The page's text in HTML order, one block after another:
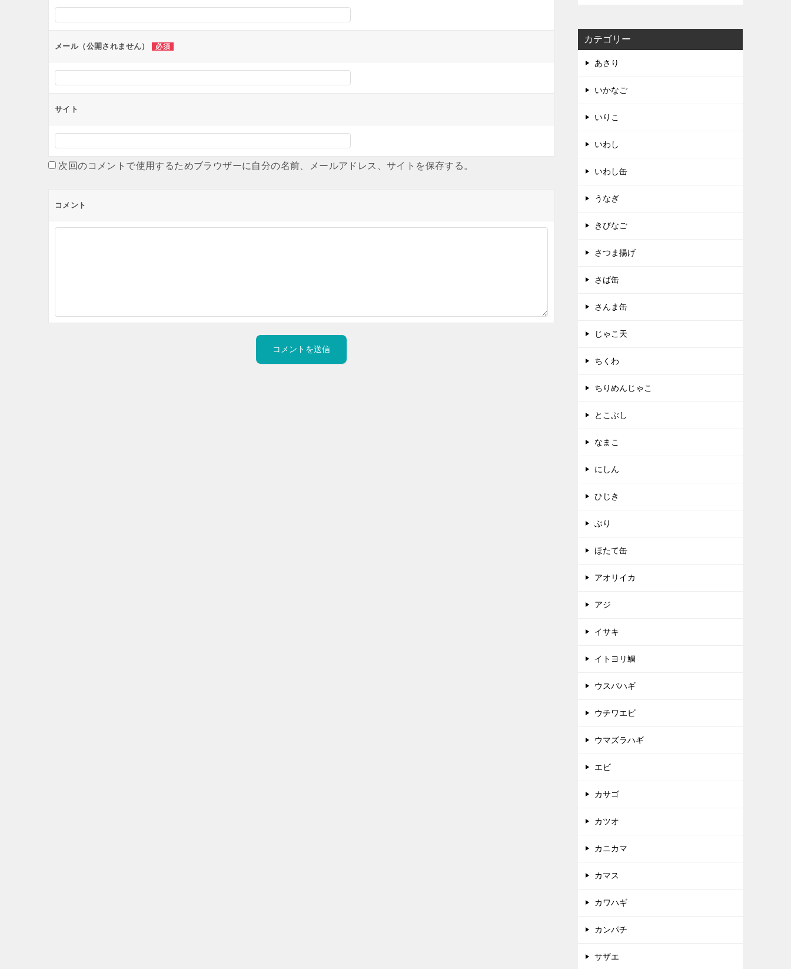
ョ
ンメール（公開されません） 必須
サイト
次回のコメントで使用するためブラウザーに自分の名前、メールアドレス、サイトを保存する。
コメント
カテゴリー
あさり
いかなご
いりこ
いわし
いわし缶
うなぎ
きびなご
さつま揚げ
さば缶
さんま缶
じゃこ天
ちくわ
ちりめんじゃこ
とこぶし
なまこ
にしん
ひじき
ぶり
ほたて缶
アオリイカ
アジ
イサキ
イトヨリ鯛
ウスバハギ
ウチワエビ
ウマズラハギ
エビ
カサゴ
カツオ
カニカマ
カマス
カワハギ
カンパチ
サザエ